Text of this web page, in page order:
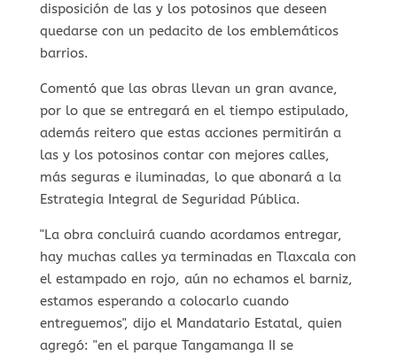
disposición de las y los potosinos que deseen
quedarse con un pedacito de los emblemáticos
barrios.
Comentó que las obras llevan un gran avance,
por lo que se entregará en el tiempo estipulado,
además reitero que estas acciones permitirán a
las y los potosinos contar con mejores calles,
más seguras e iluminadas, lo que abonará a la
Estrategia Integral de Seguridad Pública.
"La obra concluirá cuando acordamos entregar,
hay muchas calles ya terminadas en Tlaxcala con
el estampado en rojo, aún no echamos el barniz,
estamos esperando a colocarlo cuando
entreguemos", dijo el Mandatario Estatal, quien
agregó: "en el parque Tangamanga II se